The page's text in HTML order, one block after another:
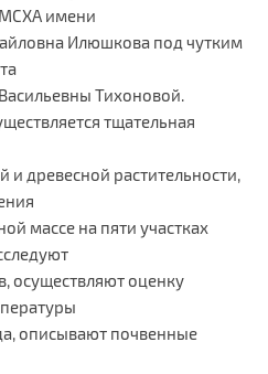
МСХА имени
Илюшкова под чутким
Тихоновой.
тщательная
и древесной растительности,
массе на пяти участках
осуществляют оценку
описывают почвенные